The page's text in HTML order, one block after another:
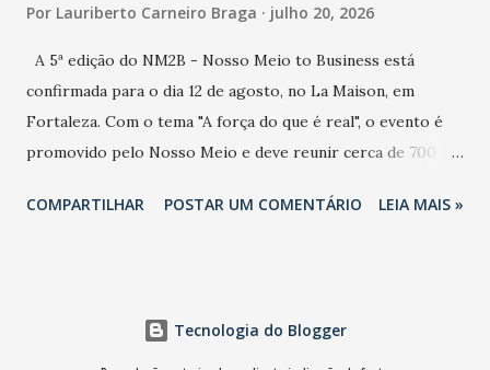
Por Lauriberto Carneiro Braga julho 20, 2026
A 5ª edição do NM2B - Nosso Meio to Business está
confirmada para o dia 12 de agosto, no La Maison, em
Fortaleza. Com o tema "A força do que é real", o evento é
promovido pelo Nosso Meio e deve reunir cerca de 700
e lideranças do Mercado Nacional. Desde 2022, o NM2B
LinkedIn, VISA, Grupo 3corações, TikTok e M. Dias Branco.
COMPARTILHAR POSTAR UM COMENTÁRIO LEIA MAIS »
Tecnologia do Blogger